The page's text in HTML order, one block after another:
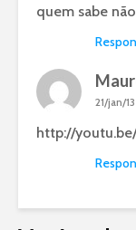
quem sabe
21/jan/
http://